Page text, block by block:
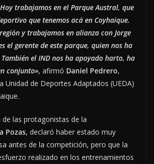
trabajamos en el Parque Austral, que
que tenemos acá en Coyhaique.
y trabajamos en alianza con Jorge
el gerente de este parque, quien nos ha
el IND nos ha apoyado harto, ha
conjunto», afirmó Daniel Pedrero,
Unidad de Deportes Adaptados (UEDA)
las protagonistas de la
Pozas, declaró haber estado muy
antes de la competición, pero que la
realizado en los entrenamientos